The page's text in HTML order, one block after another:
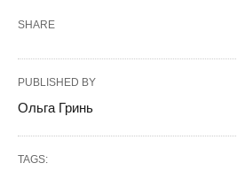
SHARE
PUBLISHED BY
Ольга Гринь
TAGS: